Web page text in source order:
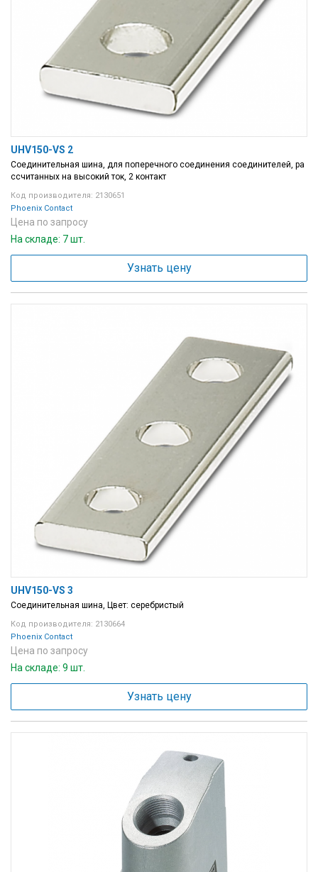
UHV150-VS 2
Соединительная шина, для поперечного соединения соединителей, ра
ссчитанных на высокий ток, 2 контакт
Код производителя: 2130651
Phoenix Contact
Цена по запросу
На складе: 7 шт.
Узнать цену
UHV150-VS 3
Соединительная шина, Цвет: cеребристый
Код производителя: 2130664
Phoenix Contact
Цена по запросу
На складе: 9 шт.
Узнать цену